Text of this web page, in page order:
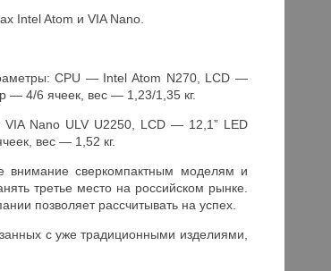
Intel Atom и VIA Nano.
CPU — Intel Atom N270, LCD —
— 4/6 ячеек, вес — 1,23/1,35 кг.
Nano ULV U2250, LCD — 12,1” LED
вес — 1,52 кг.
внимание сверкомпактным моделям и
третье место на российском рынке.
позволяет рассчитывать на успех.
с уже традиционными изделиями,